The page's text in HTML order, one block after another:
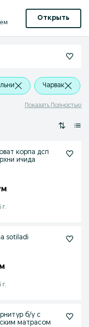
Открыть
Чарвак
Показать Полностью
корпа дсп
ичида
г.
sotiladi
г.
б/у с
матрасом